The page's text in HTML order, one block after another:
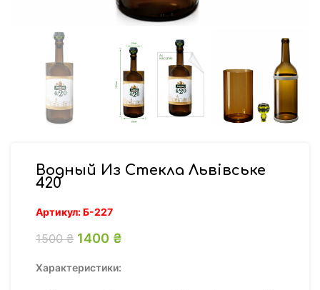
Водный Из Стекла Львівське
420
Артикул:Б-227
1500₴ Первоначальная цена составляла
1400 ₴
Характеристики: